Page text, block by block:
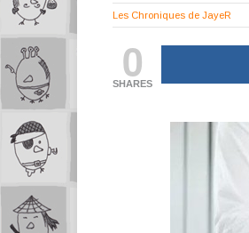
Les Chroniques de JayeR
0
SHARES